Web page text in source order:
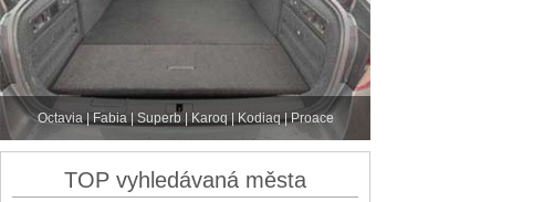
Octavia | Fabia | Superb | Karoq | Kodiaq | Proace
TOP vyhledávaná města